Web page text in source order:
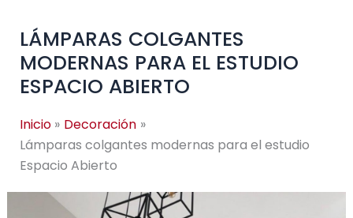
LÁMPARAS COLGANTES
MODERNAS PARA EL ESTUDIO
ESPACIO ABIERTO
Inicio
Decoración
Lámparas colgantes modernas para el estudio
Espacio Abierto